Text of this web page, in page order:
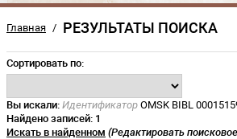
Главная / РЕЗУЛЬТАТЫ ПОИСКА
Сортировать по:
Вы искали: Идентификатор OMSK BIBL
Найдено записей: 1
Искать в найденном (Редактировать